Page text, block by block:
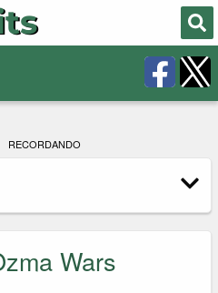
RECORDANDO
Wars